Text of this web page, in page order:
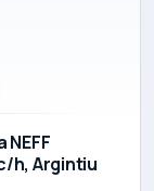
h, Argintiu